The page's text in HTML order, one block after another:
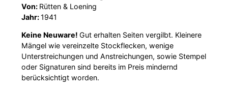
Von: Rütten & Loening
Jahr:1941
Keine Neuware!Gut erhalten Seiten vergilbt. Kleinere
Mängel wie vereinzelte Stockflecken, wenige
Unterstreichungen und Anstreichungen, sowie Stempel
oder Signaturen sind bereits im Preis mindernd
berücksichtigt worden.